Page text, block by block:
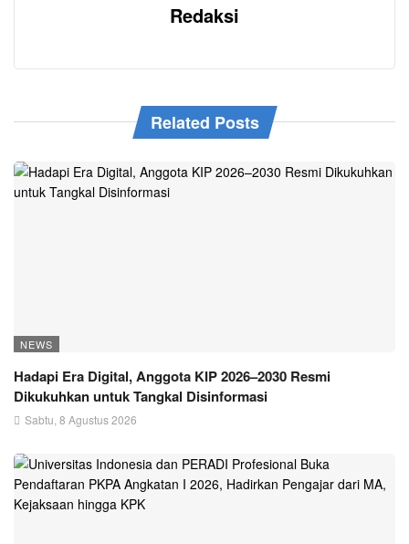
Redaksi
Related Posts
NEWS
Hadapi Era Digital, Anggota KIP 2026–2030 Resmi
Dikukuhkan untuk Tangkal Disinformasi
Sabtu, 8 Agustus 2026